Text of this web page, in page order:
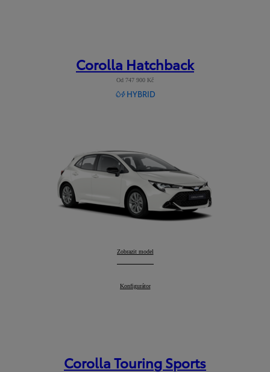
Corolla Hatchback
Od 747 900 Kč
HYBRID
Corolla Hatchback
Zobrazit model
Corolla Hatchback
Konfigurátor
Corolla Touring Sports